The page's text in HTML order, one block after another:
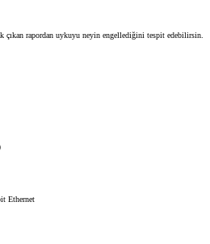
çıkan rapordan uykuyu neyin engellediğini tespit edebilirsin.
Ethernet